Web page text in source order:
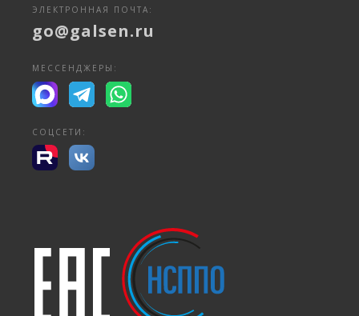
ЭЛЕКТРОННАЯ ПОЧТА:
go@galsen.ru
МЕССЕНДЖЕРЫ:
СОЦСЕТИ: